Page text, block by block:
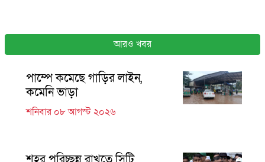
আরও খবর
পাম্পে কমেছে গাড়ির লাইন,
কমেনি ভাড়া
শনিবার ০৮ আগস্ট ২০২৬